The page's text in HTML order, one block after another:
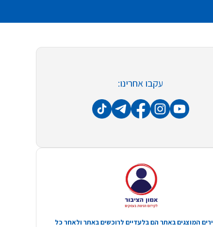
עקבו אחרינו:
המוצגים באתר הם בלעדיים לרוכשים באתר ולאחר כל